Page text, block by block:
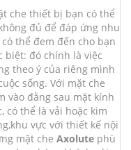
che thiết bị bạn có thể
đủ để đáp ứng nhu
thể đem đến cho bạn
biệt: đó chính là việc
theo ý của riêng mình
sống. Với mặt che
vào đằng sau mặt kính
có thể là vải hoặc kim
vực với thiết kế nội
mặt che Axolute phù